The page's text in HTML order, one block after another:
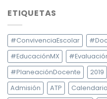
ETIQUETAS
#ConvivenciaEscolar
#EducaciónMX
#PlaneaciónDocente
2019
Admisión
ATP Calendario